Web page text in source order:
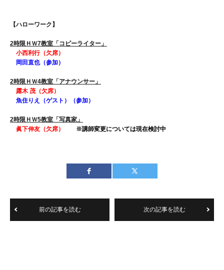
【ハローワーク】
2時限ＨＷ7教室「コピーライター」
小西利行（欠席）
岡田直也（参加）
2時限ＨＷ4教室「アナウンサー」
露木 茂（欠席）
魚住りえ（ゲスト）（参加）
2時限ＨＷ5教室「写真家」
眞下伸友（欠席） ※講師変更については現在検討中
前の記事を読む 次の記事を読む